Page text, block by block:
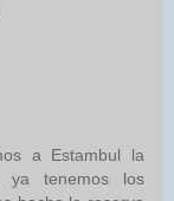
a Estambul la
ya tenemos los